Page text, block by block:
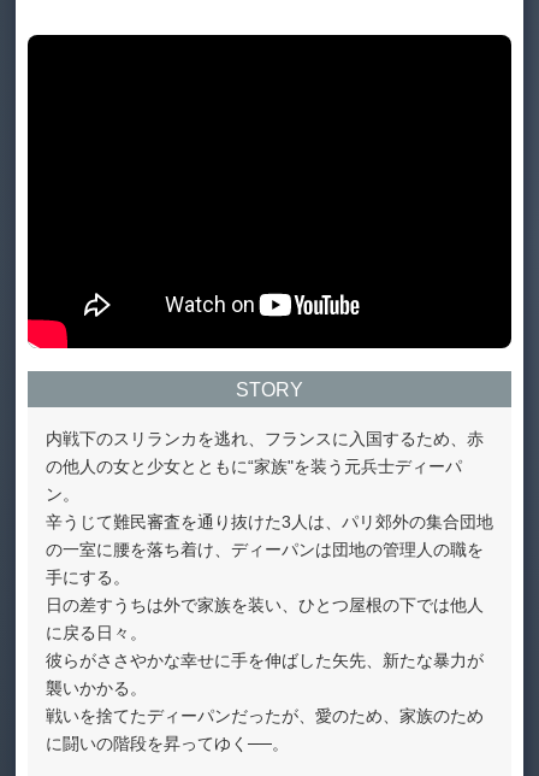
STORY
内戦下のスリランカを逃れ、フランスに入国するため、赤
の他人の女と少女とともに“家族"を装う元兵士ディーパ
ン。
辛うじて難民審査を通り抜けた3人は、パリ郊外の集合団地
の一室に腰を落ち着け、ディーパンは団地の管理人の職を
手にする。
日の差すうちは外で家族を装い、ひとつ屋根の下では他人
に戻る日々。
彼らがささやかな幸せに手を伸ばした矢先、新たな暴力が
襲いかかる。
戦いを捨てたディーパンだったが、愛のため、家族のため
に闘いの階段を昇ってゆく──。